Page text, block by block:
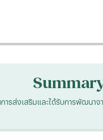
รส่งเสริมและได้รับการพัฒนาจ